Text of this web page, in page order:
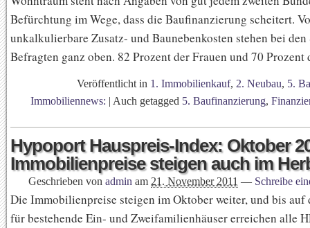
Befürchtung im Wege, dass die Baufinanzierung scheitert.
unkalkulierbare Zusatz- und Baunebenkosten stehen bei den
Befragten ganz oben. 82 Prozent der Frauen und 70
Veröffentlicht in 1. Immobilienkauf, 2. Neubau, 5.
Immobiliennews: | Auch getagged 5. Baufinanzierung,
Hypoport Hauspreis-Index: Oktober
Immobilienpreise steigen auch im
Geschrieben von admin am 21. November 2011 — Schreibe
Die Immobilienpreise steigen im Oktober weiter, und bis auf
für bestehende Ein- und Zweifamilienhäuser erreichen alle